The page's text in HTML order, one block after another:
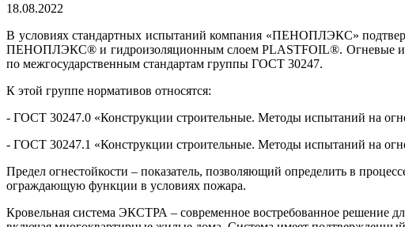
18.08.2022
В условиях стандартных испытаний компания «ПЕНОПЛЭКС»
ПЕНОПЛЭКС® и гидроизоляционным слоем PLASTFOIL®. Огневые
по межгосударственным стандартам группы ГОСТ 30247.
К этой группе нормативов относятся:
- ГОСТ 30247.0 «Конструкции строительные. Методы испытаний на
- ГОСТ 30247.1 «Конструкции строительные. Методы испытаний на
Предел огнестойкости – показатель, позволяющий определить в
ограждающую функции в условиях пожара.
Кровельная система ЭКСТРА – современное востребованное решение